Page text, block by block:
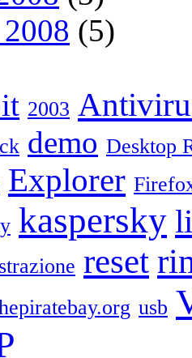
(5)
2003
demo Desktop
Explorer
kaspersky
reset
usb